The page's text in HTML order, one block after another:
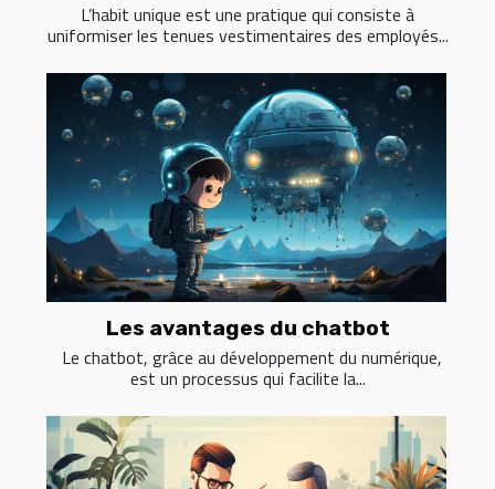
L’habit unique est une pratique qui consiste à
uniformiser les tenues vestimentaires des employés...
Les avantages du chatbot
Le chatbot, grâce au développement du numérique,
est un processus qui facilite la...